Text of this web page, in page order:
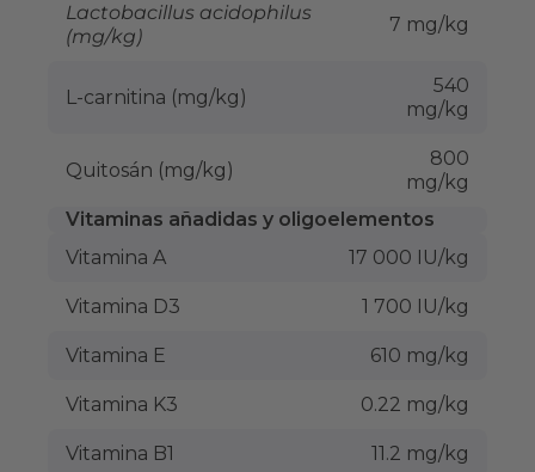
Lactobacillus acidophilus
(mg/kg)
7 mg/kg
L-carnitina (mg/kg)
540
mg/kg
Quitosán (mg/kg)
800
mg/kg
Vitaminas añadidas y oligoelementos
Vitamina A
17 000 IU/kg
Vitamina D3 1 700 IU/kg
Vitamina E 610 mg/kg
Vitamina K3 0.22 mg/kg
Vitamina B1 11.2 mg/kg